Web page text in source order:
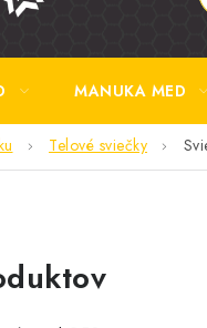
MANUKA MED
Telové sviečky